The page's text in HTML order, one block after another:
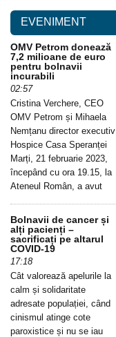
EVENIMENT
OMV Petrom donează
7,2 milioane de euro
pentru bolnavii
incurabili
02:57
Cristina Verchere, CEO
OMV Petrom și Mihaela
Nemțanu director executiv
Hospice Casa Speranței
Marți, 21 februarie 2023,
începând cu ora 19.15, la
Ateneul Român, a avut
Bolnavii de cancer și
alți pacienți –
sacrificați pe altarul
COVID-19
17:18
Cât valorează apelurile la
calm și solidaritate
adresate populației, când
cinismul atinge cote
paroxistice și nu se iau